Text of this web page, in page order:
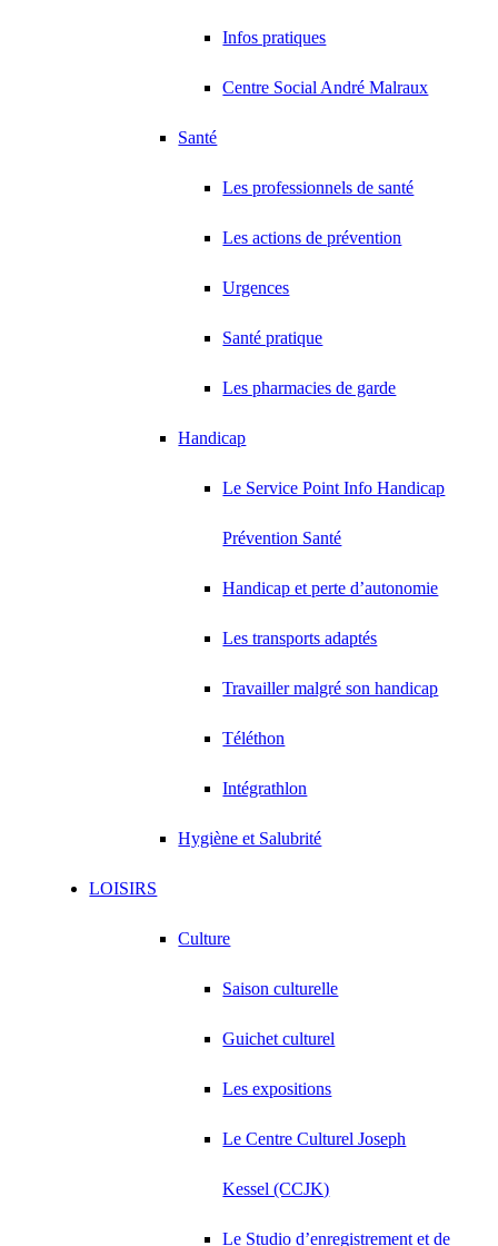
Infos pratiques
Centre Social André Malraux
Santé
Les professionnels de santé
Les actions de prévention
Urgences
Santé pratique
Les pharmacies de garde
Handicap
Le Service Point Info Handicap
Prévention Santé
Handicap et perte d’autonomie
Les transports adaptés
Travailler malgré son handicap
Téléthon
Intégrathlon
Hygiène et Salubrité
LOISIRS
Culture
Saison culturelle
Guichet culturel
Les expositions
Le Centre Culturel Joseph
Kessel (CCJK)
Le Studio d’enregistrement et de